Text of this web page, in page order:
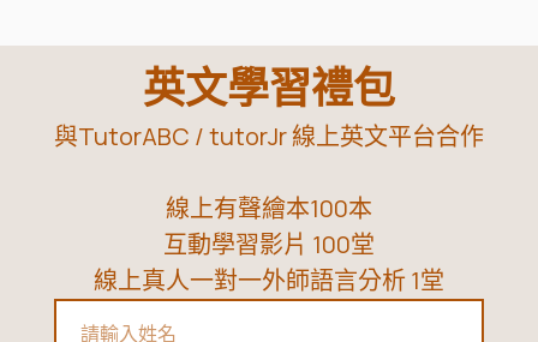
英文學習禮包
與TutorABC / tutorJr 線上英文平台合作
線上有聲繪本100本
互動學習影片 100堂
線上真人一對一外師語言分析 1堂